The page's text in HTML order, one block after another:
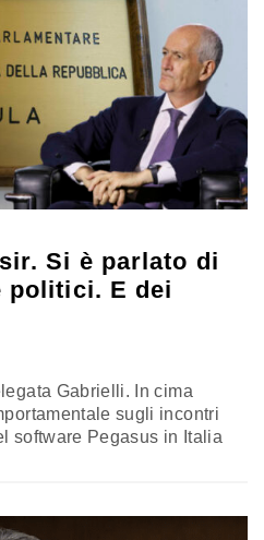
Si è parlato di
politici. E dei
Gabrielli. In cima
sugli incontri
software Pegasus in Italia